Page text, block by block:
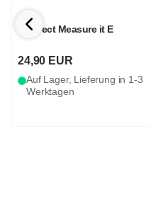
Pro-Ject Measure it E
24,90 EUR
Auf Lager, Lieferung in 1-3
Werktagen